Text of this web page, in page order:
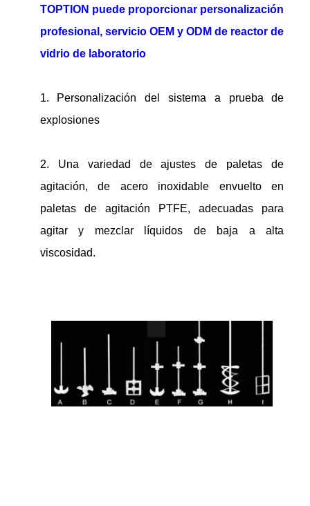
TOPTION puede proporcionar personalización
profesional, servicio OEM y ODM de reactor de
vidrio de laboratorio
1. Personalización del sistema a prueba de
explosiones
2. Una variedad de ajustes de paletas de
agitación, de acero inoxidable envuelto en
paletas de agitación PTFE, adecuadas para
agitar y mezclar líquidos de baja a alta
viscosidad.